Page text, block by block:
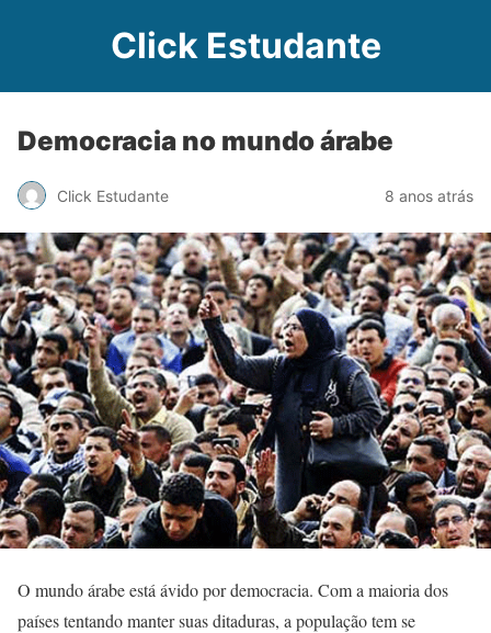
Click Estudante
Democracia no mundo árabe
Click Estudante 8 anos atrás
O mundo árabe está ávido por democracia. Com a maioria dos
países tentando manter suas ditaduras, a população tem se